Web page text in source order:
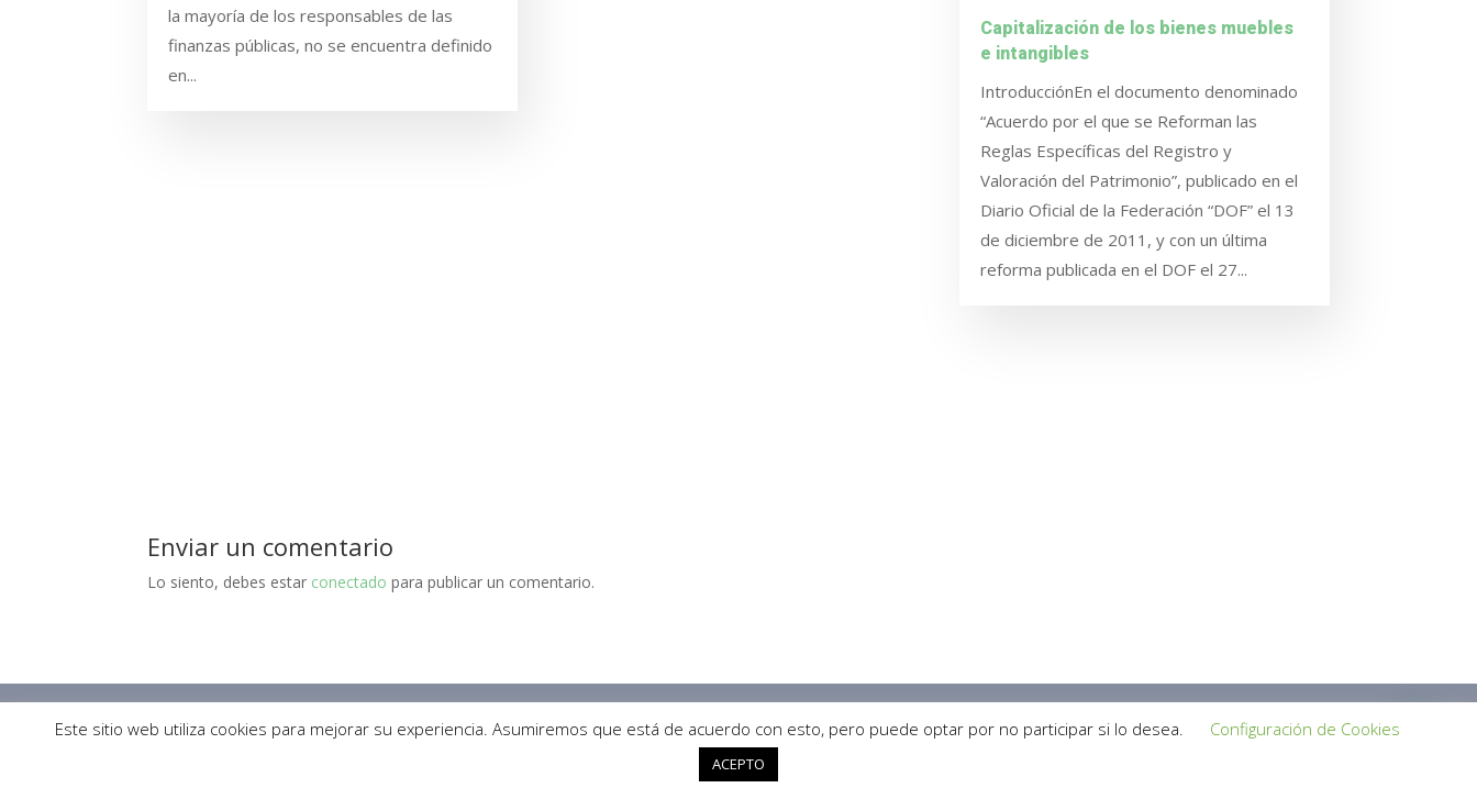
la mayoría de los responsables de las
finanzas públicas, no se encuentra definido
en...
Capitalización de los bienes muebles
e intangibles
IntroducciónEn el documento denominado
“Acuerdo por el que se Reforman las
Reglas Específicas del Registro y
Valoración del Patrimonio”, publicado en el
Diario Oficial de la Federación “DOF” el 13
de diciembre de 2011, y con un última
reforma publicada en el DOF el 27...
Enviar un comentario
Lo siento, debes estar conectado para publicar un comentario.
Este sitio web utiliza cookies para mejorar su experiencia. Asumiremos que está de acuerdo con esto, pero puede optar por no participar si lo desea. Configuración de Cookies
ACEPTO